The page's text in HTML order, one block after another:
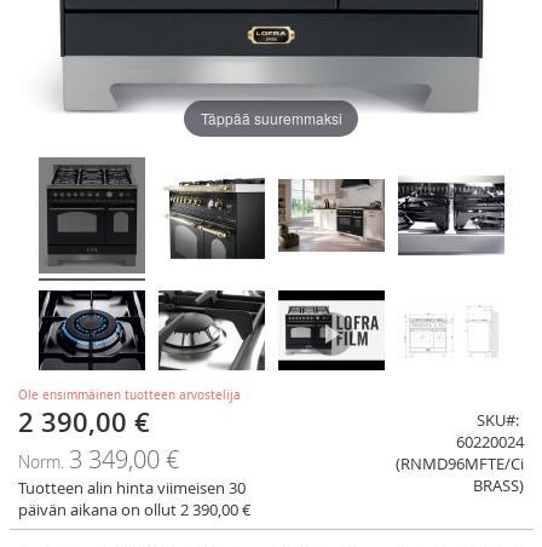
Ole ensimmäinen tuotteen arvostelija
Tarjoushinta
2 390,00 €
Norm. 3 349,00 €
Tuotteen alin hinta viimeisen 30
päivän aikana on ollut 2 390,00 €
SKU
60220024
(RNMD96MFTE/Ci
BRASS)
Täppää suuremmaksi